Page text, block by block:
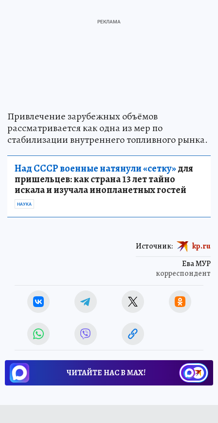
Привлечение зарубежных объёмов
рассматривается как одна из мер по
стабилизации внутреннего топливного рынка.
Над СССР военные натянули «сетку»для
пришельцев: как страна 13 лет тайно
искала и изучала инопланетных гостей
НАУКА
Ева МУР
корреспондент
Источник: kp.ru
ЧИТАЙТЕ НАС В МАХ!